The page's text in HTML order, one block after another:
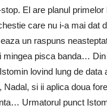
El are planul
care nu i-a mai
un raspuns
mingea pisca banda…
lovind lung de
si ii aplica doua
Urmatorul punct